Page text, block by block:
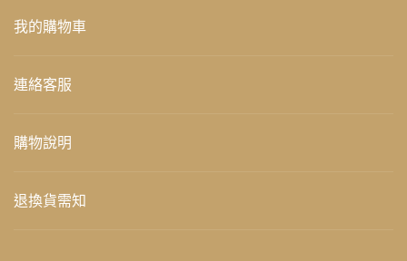
我的購物車
連絡客服
購物說明
退換貨需知